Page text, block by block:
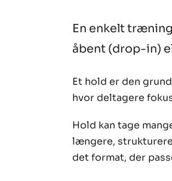
En enkelt
åbent (drop-in)
Et hold er den
hvor deltagere
Hold kan tage
længere,
det format, der